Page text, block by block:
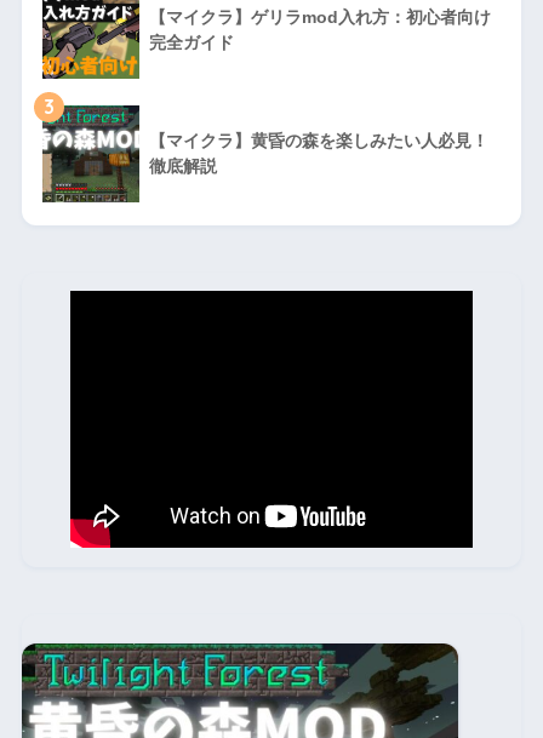
【マイクラ】ゲリラmod入れ方：初心者向け
完全ガイド
3
【マイクラ】黄昏の森を楽しみたい人必見！
徹底解説